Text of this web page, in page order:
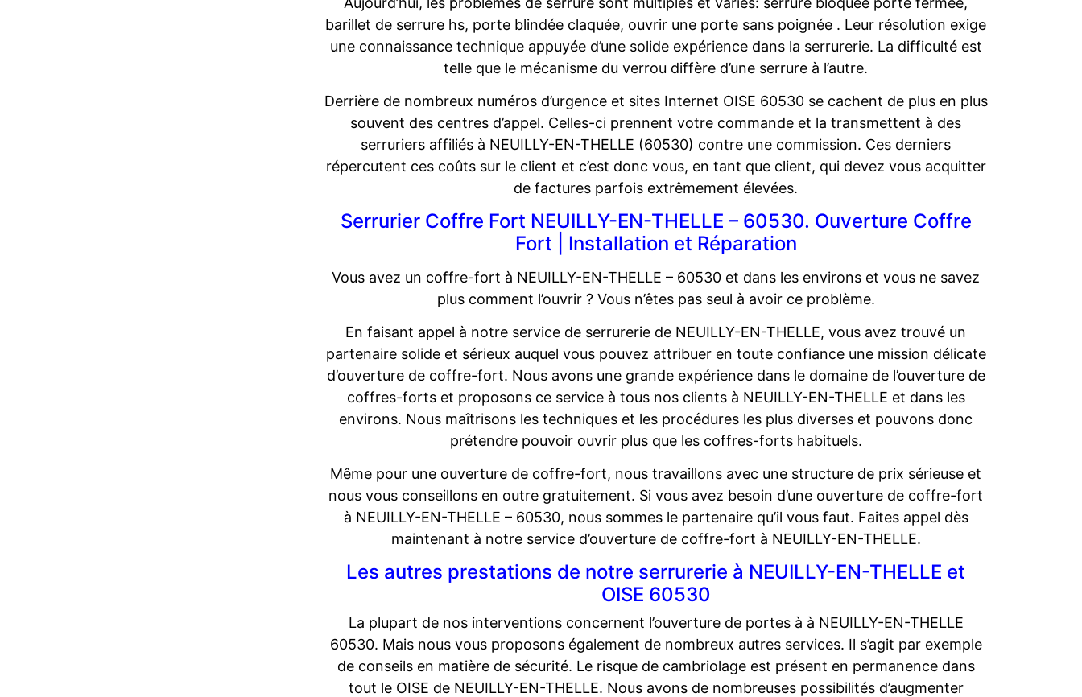
barillet de serrure hs, porte blindée claquée, ouvrir une porte sans poignée . Leur résolution exige
une connaissance technique appuyée d’une solide expérience dans la serrurerie. La difficulté est
telle que le mécanisme du verrou diffère d’une serrure à l’autre.
Derrière de nombreux numéros d’urgence et sites Internet OISE 60530 se cachent de plus en plus
souvent des centres d’appel. Celles-ci prennent votre commande et la transmettent à des
serruriers affiliés à NEUILLY-EN-THELLE (60530) contre une commission. Ces derniers
répercutent ces coûts sur le client et c’est donc vous, en tant que client, qui devez vous acquitter
de factures parfois extrêmement élevées.
Serrurier Coffre Fort NEUILLY-EN-THELLE – 60530. Ouverture Coffre
Fort | Installation et Réparation
Vous avez un coffre-fort à NEUILLY-EN-THELLE – 60530 et dans les environs et vous ne savez
plus comment l’ouvrir ? Vous n’êtes pas seul à avoir ce problème.
En faisant appel à notre service de serrurerie de NEUILLY-EN-THELLE, vous avez trouvé un
partenaire solide et sérieux auquel vous pouvez attribuer en toute confiance une mission délicate
d’ouverture de coffre-fort. Nous avons une grande expérience dans le domaine de l’ouverture de
coffres-forts et proposons ce service à tous nos clients à NEUILLY-EN-THELLE et dans les
environs. Nous maîtrisons les techniques et les procédures les plus diverses et pouvons donc
prétendre pouvoir ouvrir plus que les coffres-forts habituels.
Même pour une ouverture de coffre-fort, nous travaillons avec une structure de prix sérieuse et
nous vous conseillons en outre gratuitement. Si vous avez besoin d’une ouverture de coffre-fort
à NEUILLY-EN-THELLE – 60530, nous sommes le partenaire qu’il vous faut. Faites appel dès
maintenant à notre service d’ouverture de coffre-fort à NEUILLY-EN-THELLE.
Les autres prestations de notre serrurerie à NEUILLY-EN-THELLE et
OISE 60530
La plupart de nos interventions concernent l’ouverture de portes à à NEUILLY-EN-THELLE
60530. Mais nous vous proposons également de nombreux autres services. Il s’agit par exemple
de conseils en matière de sécurité. Le risque de cambriolage est présent en permanence dans
tout le OISE de NEUILLY-EN-THELLE. Nous avons de nombreuses possibilités d’augmenter